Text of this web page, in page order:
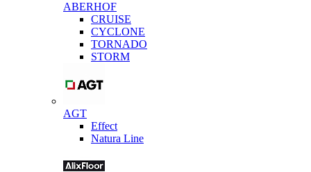
ABERHOF
CRUISE
CYCLONE
TORNADO
STORM
AGT
Effect
Natura Line